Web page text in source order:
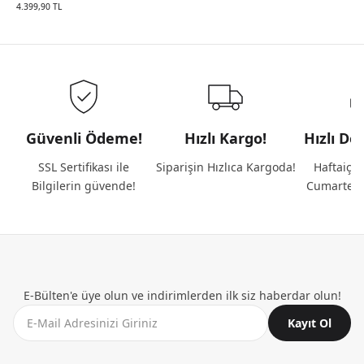
AÇIK YEŞIL
4.399,90 TL
Güvenli Ödeme!
SSL Sertifikası ile
Bilgilerin güvende!
Hızlı Kargo!
Siparişin Hızlıca Kargoda!
Hızlı
Haftaiçi
E-Bülten'e üye olun ve indirimlerden ilk siz haberdar olun!
Kayıt Ol